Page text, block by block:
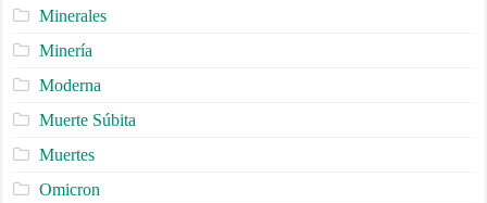
Minerales
Minería
Moderna
Muerte Súbita
Muertes
Omicron